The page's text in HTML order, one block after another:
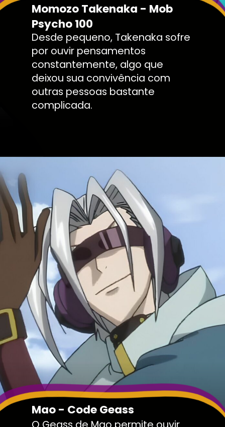
Momozo Takenaka - Mob
Psycho 100
Desde pequeno, Takenaka sofre
por ouvir pensamentos
constantemente, algo que
deixou sua convivência com
outras pessoas bastante
complicada.
Mao - Code Geass